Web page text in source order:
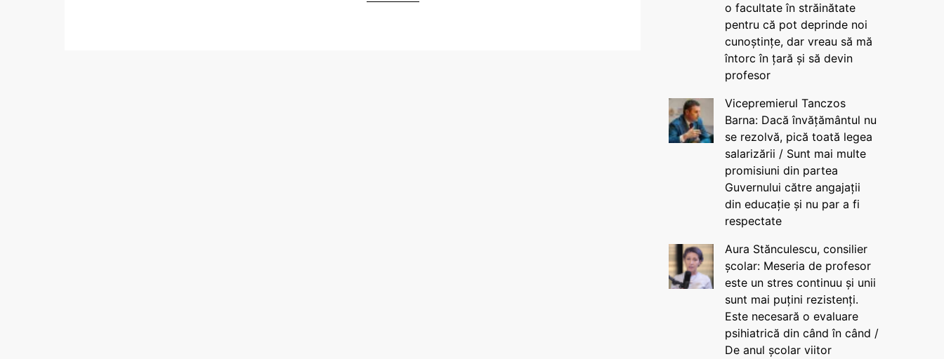
o facultate în străinătate
pentru că pot deprinde noi
cunoștințe, dar vreau să mă
întorc în țară și să devin
profesor
Vicepremierul Tanczos
Barna: Dacă învățământul nu
se rezolvă, pică toată legea
salarizării / Sunt mai multe
promisiuni din partea
Guvernului către angajații
din educație și nu par a fi
respectate
Aura Stănculescu, consilier
școlar: Meseria de profesor
este un stres continuu și unii
sunt mai puțini rezistenți.
Este necesară o evaluare
psihiatrică din când în când /
De anul școlar viitor